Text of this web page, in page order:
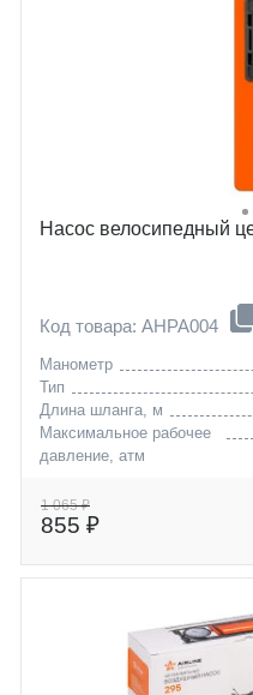
Насос велосипедный
Код товара: AHPA004
Манометр
Тип
Длина шланга, м
Максимальное рабочее
давление, атм
1 065 ₽
855 ₽